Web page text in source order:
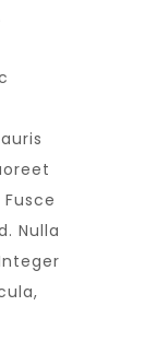
Nulla